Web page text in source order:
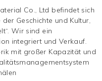
Co., Ltd befindet sich
Geschichte und Kultur,
Wir sind ein
integriert und Verkauf.
mit großer Kapazität und